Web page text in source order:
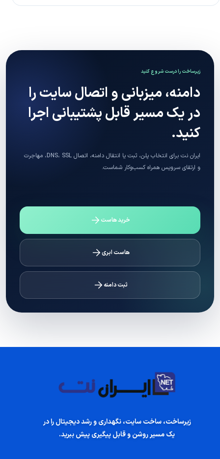
زیرساخت را درست شروع کنید
دامنه، میزبانی و اتصال سایت را
در یک مسیر قابل پشتیبانی اجرا
کنید.
ایران نت برای انتخاب پلن، ثبت یا انتقال دامنه، اتصال DNS، SSL، مهاجرت
و ارتقای سرویس همراه کسب‌وکار شماست.
خرید هاست
هاست ابری
ثبت دامنه
زیرساخت، ساخت سایت، نگهداری و رشد دیجیتال را در
یک مسیر روشن و قابل پیگیری پیش ببرید.